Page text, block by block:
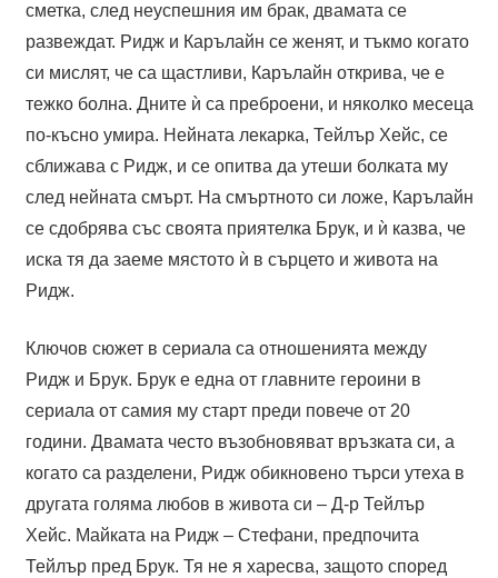
сметка, след неуспешния им брак, двамата се
развеждат. Ридж и Карълайн се женят, и тъкмо когато
си мислят, че са щастливи, Карълайн открива, че е
тежко болна. Дните ѝ са преброени, и няколко месеца
по-късно умира. Нейната лекарка, Тейлър Хейс, се
сближава с Ридж, и се опитва да утеши болката му
след нейната смърт. На смъртното си ложе, Карълайн
се сдобрява със своята приятелка Брук, и ѝ казва, че
иска тя да заеме мястото ѝ в сърцето и живота на
Ридж.
Ключов сюжет в сериала са отношенията между
Ридж и Брук. Брук е една от главните героини в
сериала от самия му старт преди повече от 20
години. Двамата често възобновяват връзката си, а
когато са разделени, Ридж обикновено търси утеха в
другата голяма любов в живота си – Д-р Тейлър
Хейс. Майката на Ридж – Стефани, предпочита
Тейлър пред Брук. Тя не я харесва, защото според